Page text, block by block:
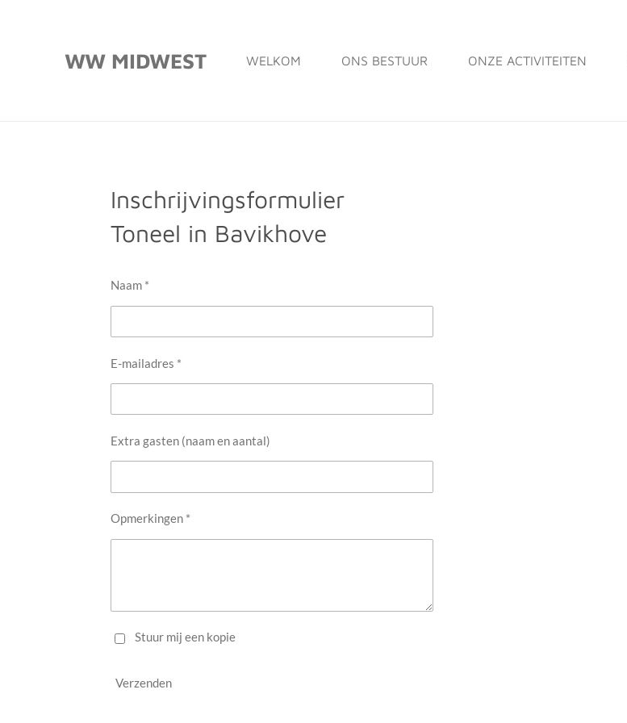
WW MIDWEST WELKOM ONS BESTUUR ONZE ACTIVITEITEN
Inschrijvingsformulier
Toneel in Bavikhove
Naam *
E-mailadres *
Extra gasten (naam en aantal)
Opmerkingen *
Stuur mij een kopie
Verzenden